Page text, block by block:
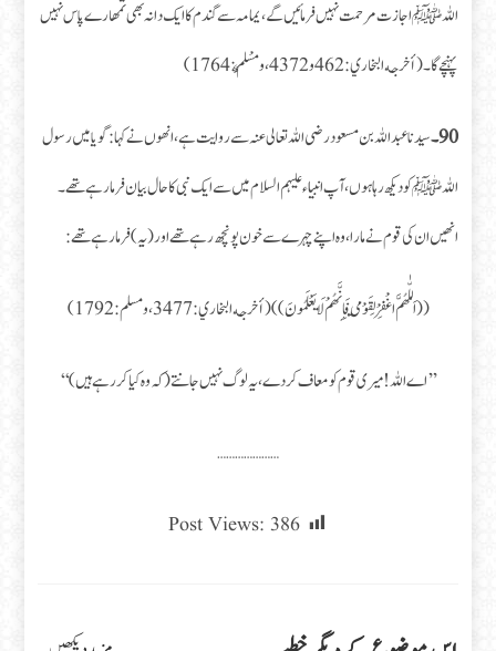
اللہﷺ اجازت مرحمت نہیں فرمائیں گے، یمامہ سے گندم کا ایک دانہ بھی تمھارے پاس نہیں
پہنچے گا۔(أخرجه البخاري:462 و4372، ومُسْلِمٌ:1764)
90۔ سیدنا عبد اللہ بن مسعودرضی اللہ تعالی عنہ سے روایت ہے، انھوں نے کہا:گویا میں رسول
اللہﷺ کو دیکھ رہا ہوں، آپ انبیاء علیہم السلام میں سے ایک نبی کا حال بیان فرما رہے تھے۔
انھیں ان کی قوم نے مارا، وہ اپنے چہرے سے خون پونچھ رہے تھے اور (یہ) فرما رہے تھے:
((اَللّٰهُمَّ اغْفِرْ لِقَوْمِي فَإِنَّهُمْ لَا يَعْلَمُونَ))(أخرجه البخاري:3477، و مسلم: 1792)
’’اے اللہ! میری قوم کو معاف کر دے، یہ لوگ نہیں جانتے (کہ وہ کیا کر رہے ہیں)‘‘
…………………
Post Views: 386